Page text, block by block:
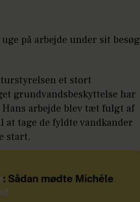
på arbejde under sit besøg
et stort
grundvandsbeskyttelse har
arbejde blev tæt fulgt af
tage de fyldte vandkander
start.
: Sådan mødte Michéle